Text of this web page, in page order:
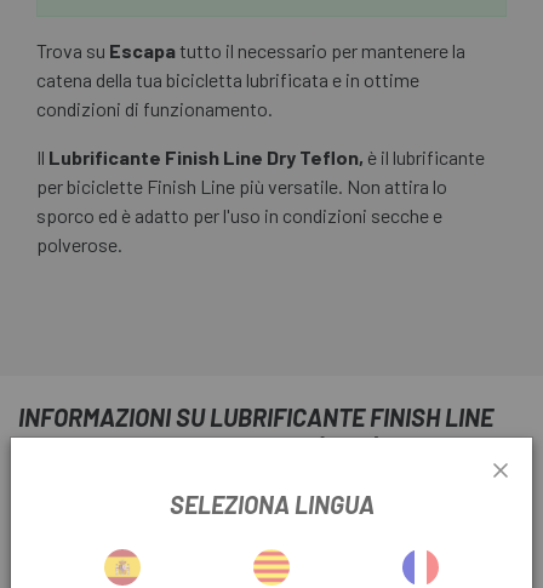
Trova su Escapatutto il necessario per mantenere la
catena della tua bicicletta lubrificata e in ottime
condizioni di funzionamento.
Il Lubrificante Finish Line Dry Teflon, è il lubrificante
per biciclette Finish Line più versatile. Non attira lo
sporco ed è adatto per l'uso in condizioni secche e
polverose.
INFORMAZIONI SU LUBRIFICANTE FINISH LINE
AL TEFLON SECCO DA 60 ML (2 OZ)
INFORMAZIONI SUL PRODOTTO
Ideale per tutte le parti di una bicicletta e per l'uso in
SELEZIONA LINGUA